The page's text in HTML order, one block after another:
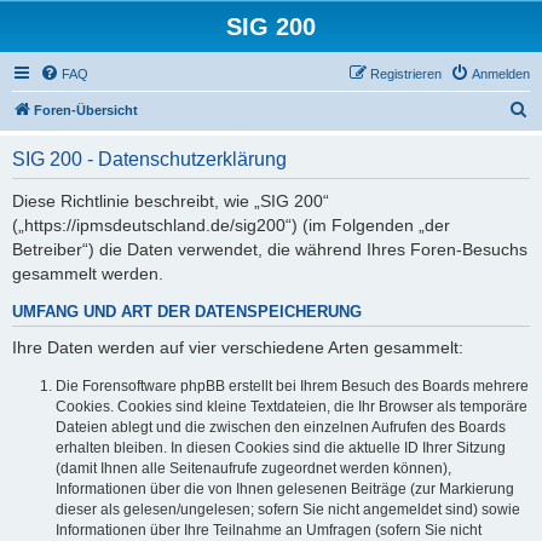
SIG 200
FAQ Anmelden
Registrieren
Foren-Übersicht
SIG 200 - Datenschutzerklärung
Diese Richtlinie beschreibt, wie „SIG 200“
(„https://ipmsdeutschland.de/sig200“) (im Folgenden „der
Betreiber“) die Daten verwendet, die während Ihres Foren-Besuchs
gesammelt werden.
UMFANG UND ART DER DATENSPEICHERUNG
Ihre Daten werden auf vier verschiedene Arten gesammelt:
Die Forensoftware phpBB erstellt bei Ihrem Besuch des Boards mehrere
Cookies. Cookies sind kleine Textdateien, die Ihr Browser als temporäre
Dateien ablegt und die zwischen den einzelnen Aufrufen des Boards
erhalten bleiben. In diesen Cookies sind die aktuelle ID Ihrer Sitzung
(damit Ihnen alle Seitenaufrufe zugeordnet werden können),
Informationen über die von Ihnen gelesenen Beiträge (zur Markierung
dieser als gelesen/ungelesen; sofern Sie nicht angemeldet sind) sowie
Informationen über Ihre Teilnahme an Umfragen (sofern Sie nicht